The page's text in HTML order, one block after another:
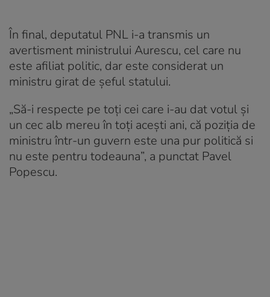
În final, deputatul PNL i-a transmis un
avertisment ministrului Aurescu, cel care nu
este afiliat politic, dar este considerat un
ministru girat de șeful statului.
„Să-i respecte pe toți cei care i-au dat votul și
un cec alb mereu în toți acești ani, că poziția de
ministru într-un guvern este una pur politică si
nu este pentru todeauna”, a punctat Pavel
Popescu.